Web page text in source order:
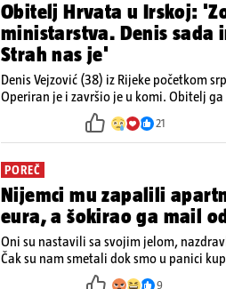
Obitelj Hrvata u Irskoj:
ministarstva. Denis sada
Strah nas je'
Denis Vejzović (38) iz Rijeke početkom
Operiran je i završio je u komi. Obitelj
kako tamošnji liječnici ne vjeruju u
21
POREČ
Nijemci mu zapalili
eura, a šokirao ga mail
Oni su nastavili sa svojim jelom,
Čak su nam smetali dok smo u panici
ugasiti požar, rekao je vlasnik
9